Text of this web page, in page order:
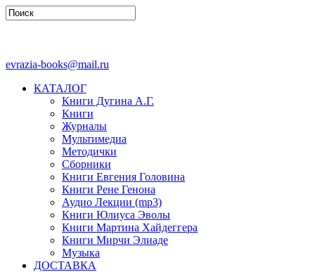
evrazia-books@mail.ru
КАТАЛОГ
Книги Дугина А.Г.
Книги
Журналы
Мультимедиа
Методички
Сборники
Книги Евгения Головина
Книги Рене Генона
Аудио Лекции (mp3)
Книги Юлиуса Эволы
Книги Мартина Хайдеггера
Книги Мирчи Элиаде
Музыка
ДОСТАВКА